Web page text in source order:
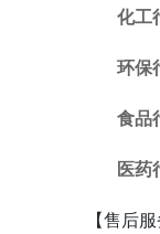
化工
环保
食品
医药
【售后